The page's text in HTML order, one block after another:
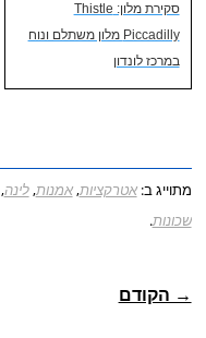
סקירת מלון: Thistle
Piccadilly מלון משתלם ונוח
במרכז לונדון
מתוייג ב:אטרקציות,אמנות,לינה,
שכונות.
→ הקודם